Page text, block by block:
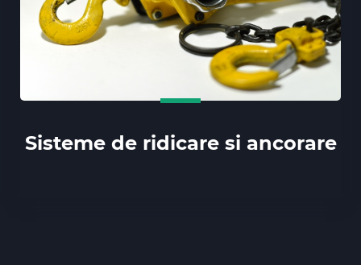
Sisteme de ridicare si ancorare